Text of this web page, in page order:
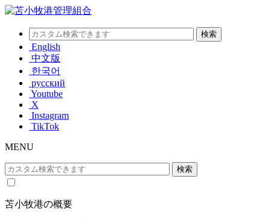
English
中文版
한국어
русский
Youtube
X
Instagram
TikTok
MENU
苫小牧港の概要